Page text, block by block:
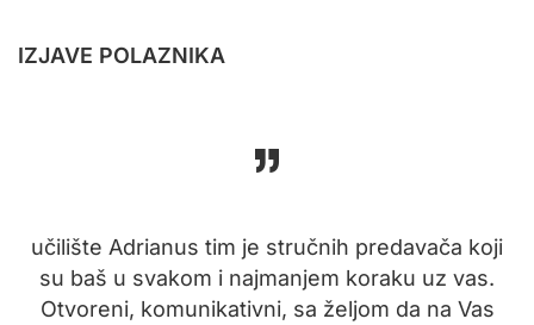
IZJAVE POLAZNIKA
učilište Adrianus tim je stručnih predavača koji
su baš u svakom i najmanjem koraku uz vas.
Otvoreni, komunikativni, sa željom da na Vas